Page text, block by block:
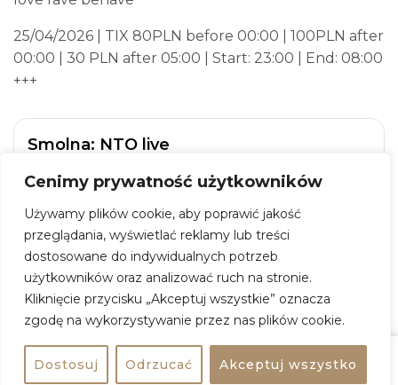
Cenimy prywatność użytkowników
Używamy plików cookie, aby poprawić jakość
przeglądania, wyświetlać reklamy lub treści
dostosowane do indywidualnych potrzeb
użytkowników oraz analizować ruch na stronie.
Kliknięcie przycisku „Akceptuj wszystkie” oznacza
zgodę na wykorzystywanie przez nas plików cookie.
Dostosuj Odrzucać Akceptuj wszystko
25/04/2026 | TIX 80PLN before 00:00 | 100PLN after
00:00 | 30 PLN after 05:00 | Start: 23:00 | End: 08:00
+++
Smolna: NTO live
Kiedy:25 kwietnia 2026, godz. 23:00
Gdzie:Smolna38
Adres:ul. Smolna 38, 00-375 Warszawa
Wstęp: 30 – 100 zł
ZOBACZ WIĘCEJ
Kup bilet Udostępnij